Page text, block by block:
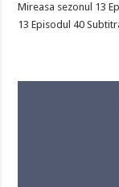
Mireasa sezonul 13
13 Episodul 40